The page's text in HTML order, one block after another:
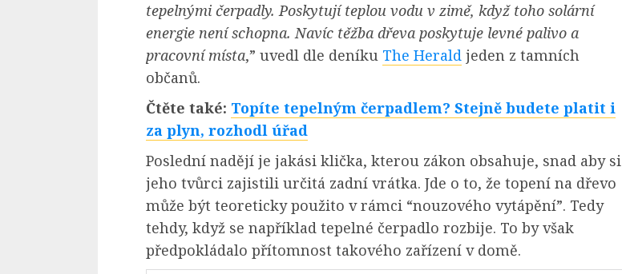
tepelnými čerpadly. Poskytují teplou vodu v zimě, když toho solární
energie není schopna. Navíc těžba dřeva poskytuje levné palivo a
pracovní místa,” uvedl dle deníku The Herald jeden z tamních
občanů.
Čtěte také: Topíte tepelným čerpadlem? Stejně budete platit i
za plyn, rozhodl úřad
Poslední nadějí je jakási klička, kterou zákon obsahuje, snad aby si
jeho tvůrci zajistili určitá zadní vrátka. Jde o to, že topení na dřevo
může být teoreticky použito v rámci “nouzového vytápění”. Tedy
tehdy, když se například tepelné čerpadlo rozbije. To by však
předpokládalo přítomnost takového zařízení v domě.